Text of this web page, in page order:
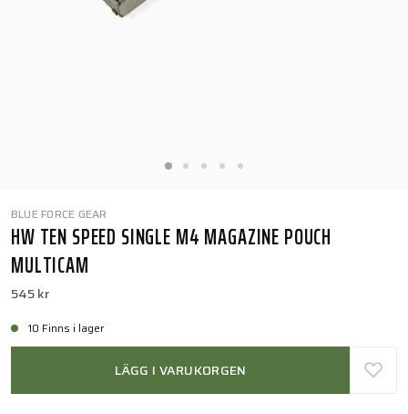
BLUE FORCE GEAR
HW TEN SPEED SINGLE M4 MAGAZINE POUCH
MULTICAM
545 kr
10 Finns i lager
LÄGG I VARUKORGEN